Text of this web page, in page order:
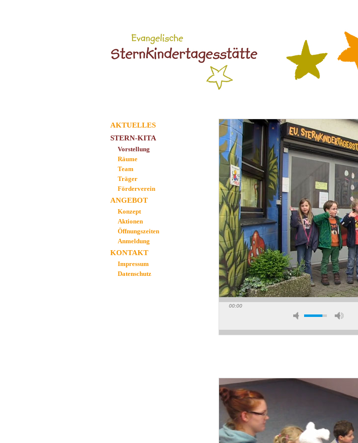
AKTUELLES
STERN-KITA
Vorstellung
Räume
Team
Träger
Förderverein
ANGEBOT
Konzept
Aktionen
Öffnungszeiten
Anmeldung
KONTAKT
Impressum
Datenschutz
00:00